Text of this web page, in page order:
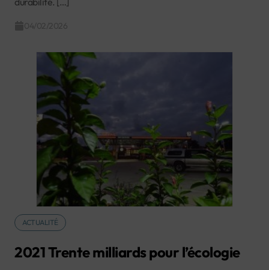
ACTUALITÉ
2021 Trente milliards pour l’écologie